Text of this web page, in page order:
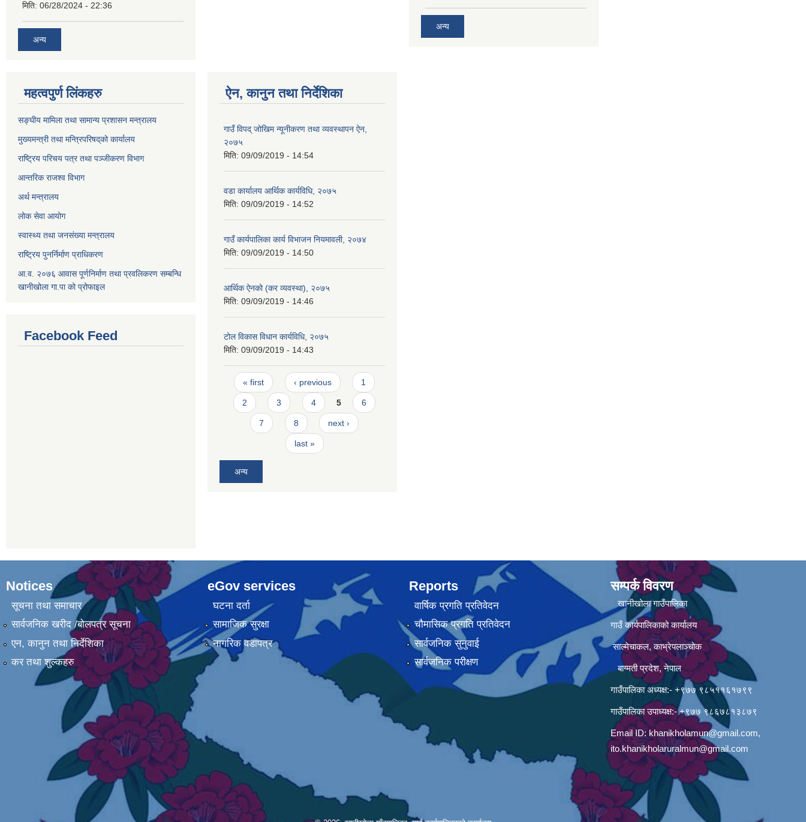
मिति: 06/28/2024 - 22:36
अन्य
अन्य
महत्वपुर्ण लिंकहरु
सङ्घीय मामिला तथा सामान्य प्रशासन मन्त्रालय
मुख्यमन्त्री तथा मन्त्रिपरिषद्‌को कार्यालय
राष्ट्रिय परिचय पत्र तथा पञ्जीकरण विभाग
आन्तरिक राजश्व विभाग
अर्थ मन्त्रालय
लोक सेवा आयोग
स्वास्थ्य तथा जनसंख्या मन्त्रालय
राष्ट्रिय पुनर्निर्माण प्राधिकरण
आ.व. २०७६ आवास पूर्णनिर्माण तथा प्रवलिकरण सम्बन्धि
खानीखोला गा.पा को प्रोफाइल
Facebook Feed
ऐन, कानुन तथा निर्देशिका
गाउँ विपद् जोखिम न्यूनीकरण तथा व्यवस्थापन ऐन,
२०७५
मिति: 09/09/2019 - 14:54
वडा कार्यालय आर्थिक कार्यविधि, २०७५
मिति: 09/09/2019 - 14:52
गाउँ कार्यपालिका कार्य विभाजन नियमावली, २०७४
मिति: 09/09/2019 - 14:50
आर्थिक ऐनको (कर व्यवस्था), २०७५
मिति: 09/09/2019 - 14:46
टोल विकास विधान कार्यविधि, २०७५
मिति: 09/09/2019 - 14:43
Pages
« first ‹ previous 1
2 3 4 5 6
7 8 next ›
last »
अन्य
Notices
सूचना तथा समाचार
सार्वजनिक खरीद /बोलपत्र सूचना
एन, कानुन तथा निर्देशिका
कर तथा शुल्कहरु
eGov services
घटना दर्ता
सामाजिक सुरक्षा
नागरिक वडापत्र
Reports
वार्षिक प्रगति प्रतिवेदन
चौमासिक प्रगति प्रतिवेदन
सार्वजनिक सुनुवाई
सार्वजनिक परीक्षण
सम्पर्क विवरण
खानीखोला गाउँपालिका
गाउँ कार्यपालिकाको कार्यालय
साल्मेचाकल, काभ्रेपलाञ्चोक
बाग्मती प्रदेश, नेपाल
गाउँपालिका अध्यक्ष:- +९७७ ९८५११६१७९९
गाउँपालिका उपाध्यक्ष:- +९७७ ९८६७८१३८७९
Email ID: khanikholamun@gmail.com,
ito.khanikholaruralmun@gmail.com